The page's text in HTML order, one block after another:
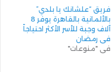
فريق “علشانك يا بلدي”
بالألمانية بالقاهرة يوفر 8
آلاف وجبة للأسر الأكثر احتياجاً
في رمضان
في "منوعات"